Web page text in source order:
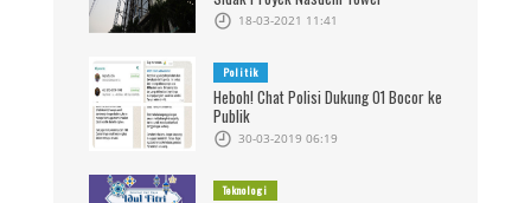
18-03-2021 11:41
Politik
Heboh! Chat Polisi Dukung 01 Bocor ke
Publik
30-03-2019 06:19
Teknologi